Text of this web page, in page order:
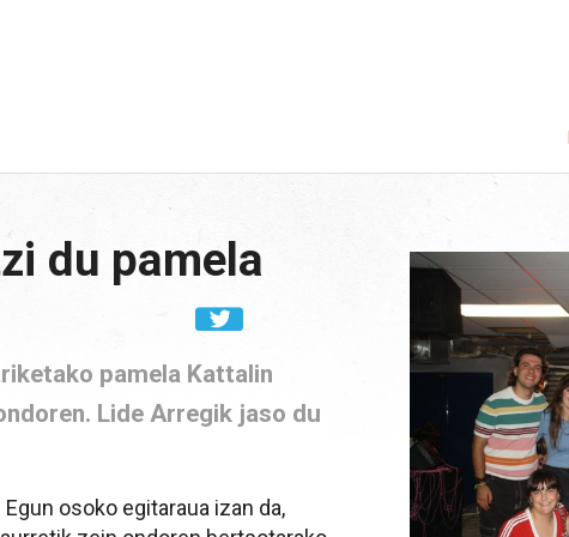
du pamela
pamela Kattalin
Lide Arregik jaso du
osoko egitaraua izan da,